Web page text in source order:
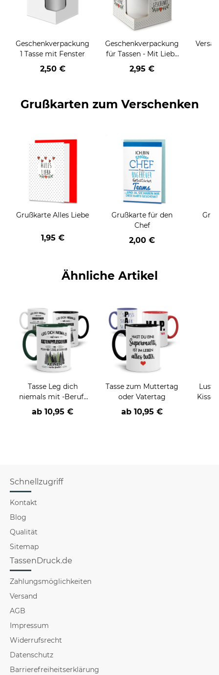
Geschenkverpackung
1 Tasse mit Fenster
2,50 €
Geschenkverpackung
für Tassen - Mit Liebe
geschenkt
2,95 €
Grußkarten zum Verschenken
Grußkarte Alles Liebe
1,95 €
Grußkarte für den
Chef
2,00 €
Ähnliche Artikel
Tasse Leg dich
niemals mit -Beruf-
an
ab 10,95 €
Tasse zum Muttertag
oder Vatertag
ab 10,95 €
Kissen -
Schnellzugriff
Kontakt
Blog
Qualität
Sitemap
TassenDruck.de
Zahlungsmöglichkeiten
Versand
AGB
Impressum
Widerrufsrecht
Datenschutz
Barrierefreiheitserklärung